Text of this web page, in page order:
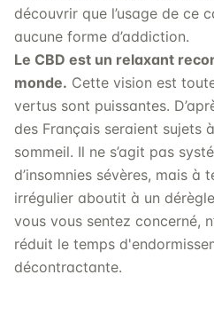
découvrir que l’usage de ce
aucune forme d’addiction.
Le CBD est un relaxant
monde. Cette vision est
vertus sont puissantes.
des Français seraient sujets
sommeil. Il ne s’agit pas
d’insomnies sévères, mais à
irrégulier aboutit à un
vous vous sentez concerné,
réduit le temps
décontractante.